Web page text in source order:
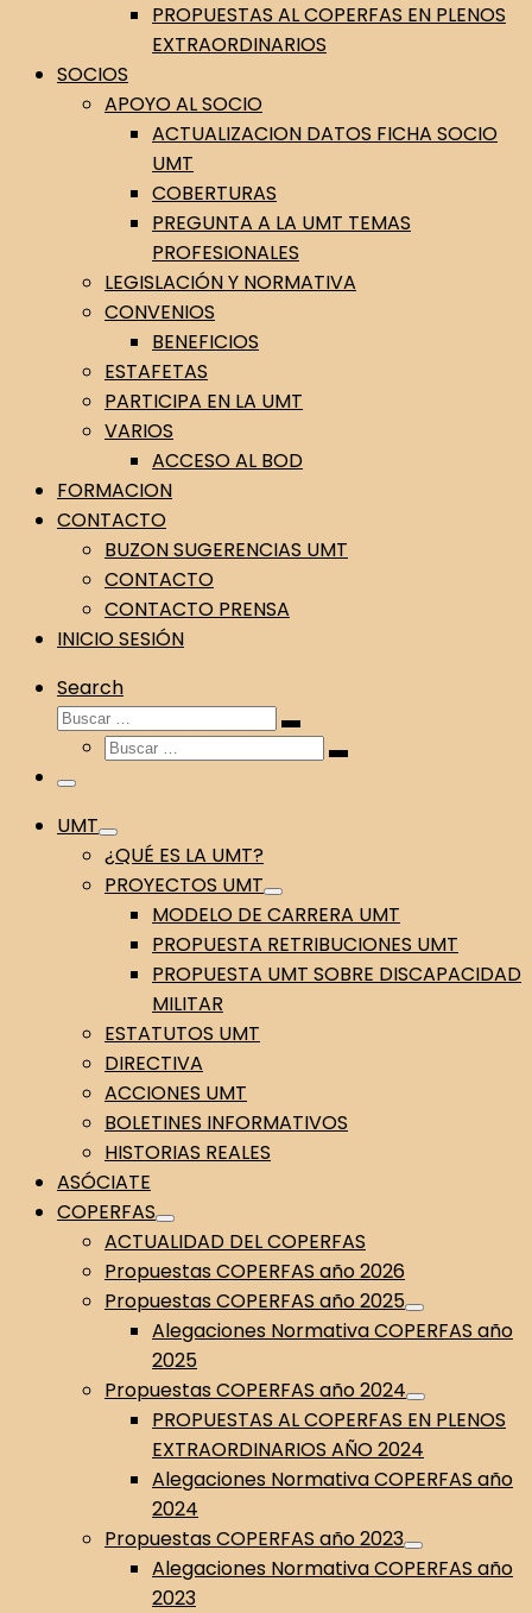
PROPUESTAS AL COPERFAS EN PLENOS
EXTRAORDINARIOS
SOCIOS
APOYO AL SOCIO
ACTUALIZACION DATOS FICHA SOCIO
UMT
COBERTURAS
PREGUNTA A LA UMT TEMAS
PROFESIONALES
LEGISLACIÓN Y NORMATIVA
CONVENIOS
BENEFICIOS
ESTAFETAS
PARTICIPA EN LA UMT
VARIOS
ACCESO AL BOD
FORMACION
CONTACTO
BUZON SUGERENCIAS UMT
CONTACTO
CONTACTO PRENSA
INICIO SESIÓN
Search
Buscar
Buscar
Buscar
Buscar
Menu
UMT
¿QUÉ ES LA UMT?
PROYECTOS UMT
MODELO DE CARRERA UMT
PROPUESTA RETRIBUCIONES UMT
PROPUESTA UMT SOBRE DISCAPACIDAD
MILITAR
ESTATUTOS UMT
DIRECTIVA
ACCIONES UMT
BOLETINES INFORMATIVOS
HISTORIAS REALES
ASÓCIATE
COPERFAS
ACTUALIDAD DEL COPERFAS
Propuestas COPERFAS año 2026
Propuestas COPERFAS año 2025
Alegaciones Normativa COPERFAS año
2025
Propuestas COPERFAS año 2024
PROPUESTAS AL COPERFAS EN PLENOS
EXTRAORDINARIOS AÑO 2024
Alegaciones Normativa COPERFAS año
2024
Propuestas COPERFAS año 2023
Alegaciones Normativa COPERFAS año
2023